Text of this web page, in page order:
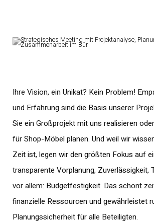
Ihre Vision, ein Unikat? Kein Problem!
und Erfahrung sind die Basis unserer
Sie ein Großprojekt mit uns realisieren
für Shop-Möbel planen. Und weil wir
Zeit ist, legen wir den größten Fokus auf
transparente Vorplanung, Zuverlässigkeit,
vor allem: Budgetfestigkeit. Das schont
finanzielle Ressourcen und gewährleistet
Planungssicherheit für alle Beteiligten.